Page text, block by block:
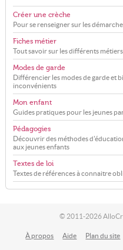
Créer une crèche
Pour se renseigner sur les
Fiches métier
Tout savoir sur les différents
Modes de garde
Différencier les modes de garde et
inconvénients
Mon enfant
Guides pratiques pour les jeunes
Pédagogies
Découvrir des méthodes
aux jeunes enfants
Textes de loi
Textes de références à connaitre
© 2011-2026
À propos Aide Plan du site